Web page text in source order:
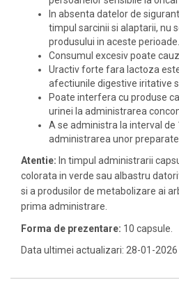
In absenta datelor de
timpul sarcinii si alaptarii, nu
produsului in aceste perioade.
Consumul excesiv poate
Uractiv forte fara lactoza
afectiunile digestive iritative
Poate interfera cu produse
urinei la administrarea
A se administra la interval
administrarea unor
Atentie: In timpul administrarii
colorata in verde sau albastru
si a produsilor de metabolizare ai
prima administrare.
Forma de prezentare: 10 capsule.
Data ultimei actualizari: 28-01-2026